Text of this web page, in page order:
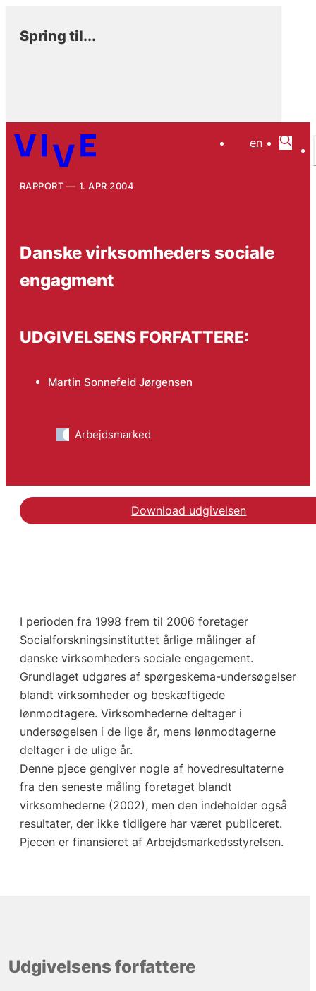
Spring til...
en
RAPPORT 1. APR 2004
Danske virksomheders sociale
engagment
UDGIVELSENS FORFATTERE:
Martin Sonnefeld Jørgensen
Arbejdsmarked
Download udgivelsen
I perioden fra 1998 frem til 2006 foretager
Socialforskningsinstituttet årlige målinger af
danske virksomheders sociale engagement.
Grundlaget udgøres af spørgeskema-undersøgelser
blandt virksomheder og beskæftigede
lønmodtagere. Virksomhederne deltager i
undersøgelsen i de lige år, mens lønmodtagerne
deltager i de ulige år.
Denne pjece gengiver nogle af hovedresultaterne
fra den seneste måling foretaget blandt
virksomhederne (2002), men den indeholder også
resultater, der ikke tidligere har været publiceret.
Pjecen er finansieret af Arbejdsmarkedsstyrelsen.
Udgivelsens forfattere